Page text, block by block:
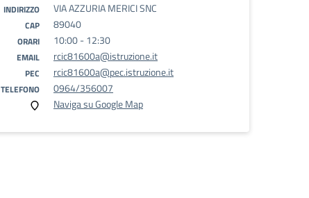
INDIRIZZO VIA AZZURIA MERICI SNC
CAP 89040
ORARI 10:00 - 12:30
EMAIL rcic81600a@istruzione.it
PEC rcic81600a@pec.istruzione.it
TELEFONO
0964/356007
Naviga su Google Map